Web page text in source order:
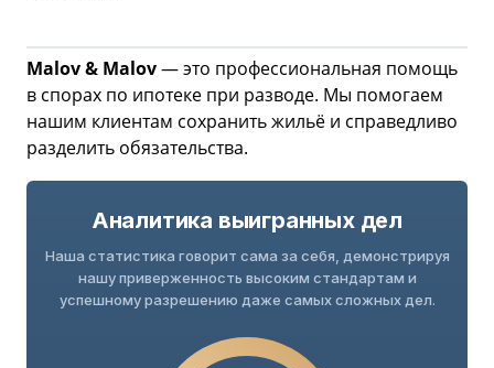
Malov & Malov— это профессиональная помощь
в спорах по ипотеке при разводе. Мы помогаем
нашим клиентам сохранить жильё и справедливо
разделить обязательства.
Аналитика выигранных дел
Наша статистика говорит сама за себя, демонстрируя
нашу приверженность высоким стандартам и
успешному разрешению даже самых сложных дел.